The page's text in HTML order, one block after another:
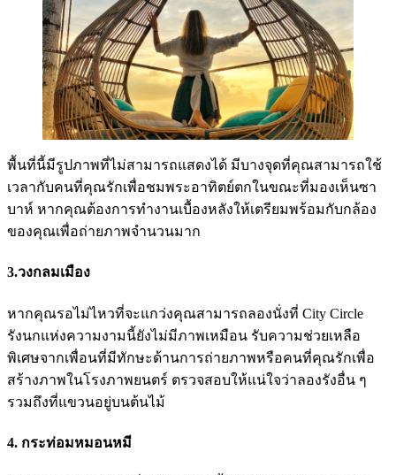
พื้นที่นี้มีรูปภาพที่ไม่สามารถแสดงได้ มีบางจุดที่คุณสามารถใช้
เวลากับคนที่คุณรักเพื่อชมพระอาทิตย์ตกในขณะที่มองเห็นซา
บาห์ หากคุณต้องการทำงานเบื้องหลังให้เตรียมพร้อมกับกล้อง
ของคุณเพื่อถ่ายภาพจำนวนมาก
3.วงกลมเมือง
หากคุณรอไม่ไหวที่จะแกว่งคุณสามารถลองนั่งที่ City Circle
รังนกแห่งความงามนี้ยังไม่มีภาพเหมือน รับความช่วยเหลือ
พิเศษจากเพื่อนที่มีทักษะด้านการถ่ายภาพหรือคนที่คุณรักเพื่อ
สร้างภาพในโรงภาพยนตร์ ตรวจสอบให้แน่ใจว่าลองรังอื่น ๆ
รวมถึงที่แขวนอยู่บนต้นไม้
4. กระท่อมหมอนหมี